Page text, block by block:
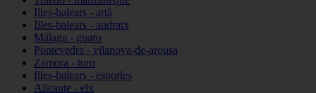
Illes-balears - artà
Illes-balears - andratx
Málaga - guaro
Pontevedra - vilanova-de-arousa
Zamora - toro
Illes-balears - esporles
Alicante - elx